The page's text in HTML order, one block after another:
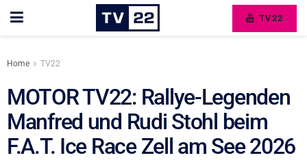
TV22
Home TV22
MOTOR TV22: Rallye-Legenden
Manfred und Rudi Stohl beim
F.A.T. Ice Race Zell am See 2026